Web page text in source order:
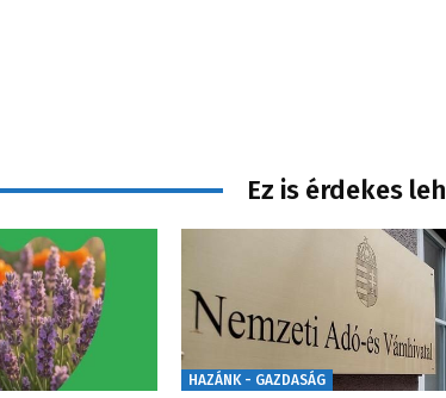
Ez is érdekes
HAZÁNK - GAZDASÁG